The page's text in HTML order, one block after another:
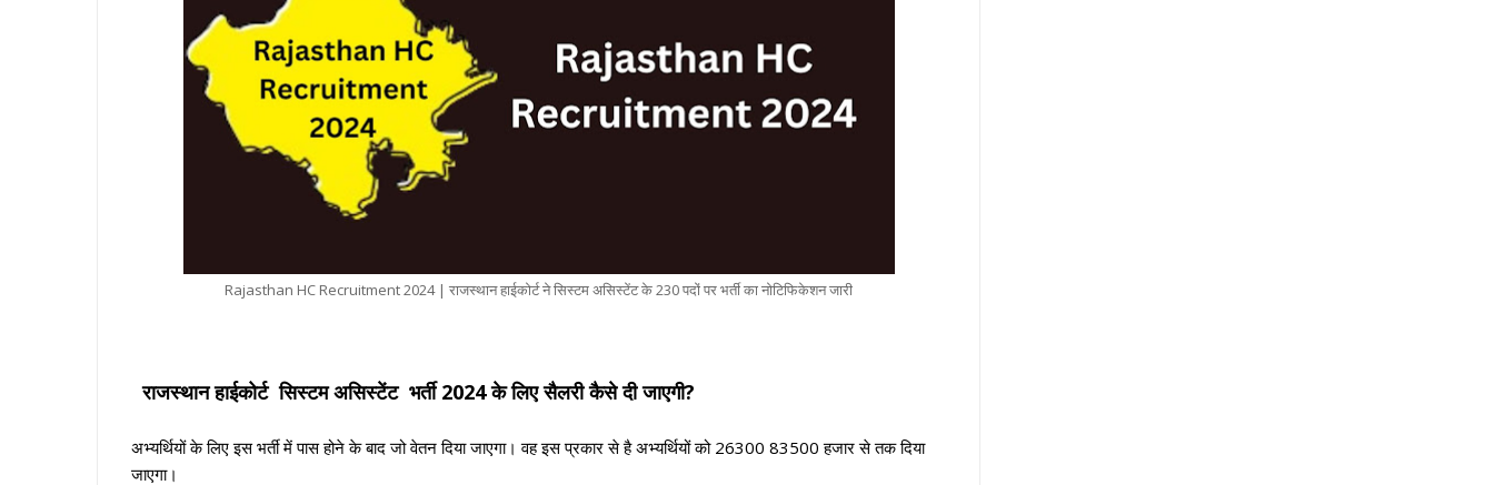
Rajasthan HC Recruitment 2024 | राजस्थान हाईकोर्ट ने सिस्टम असिस्टेंट के 230 पदों पर भर्ती का नोटिफिकेशन जारी
राजस्थान हाईकोर्ट सिस्टम असिस्टेंट भर्ती 2024के लिए सैलरी कैसे दी जाएगी?
अभ्यर्थियों के लिए इस भर्ती में पास होने के बाद जो वेतन दिया जाएगा। वह इस प्रकार से है अभ्यर्थियों को 26300 83500 हजार से तक दिया
जाएगा।